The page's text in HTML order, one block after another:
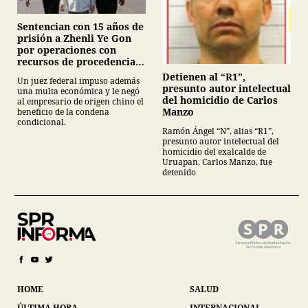
Sentencian con 15 años de
prisión a Zhenli Ye Gon
por operaciones con
recursos de procedencia
Un juez federal impuso además
una multa económica y le negó
al empresario de origen chino el
beneficio de la condena
condicional.
Detienen al “R1”,
presunto autor intelectual
del homicidio de Carlos
Manzo
Ramón Ángel “N”, alias “R1”,
presunto autor intelectual del
homicidio del exalcalde de
Uruapan, Carlos Manzo, fue
detenido
HOME
SALUD